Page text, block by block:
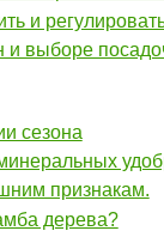
и
выборе
сезона
признакам.
дерева?